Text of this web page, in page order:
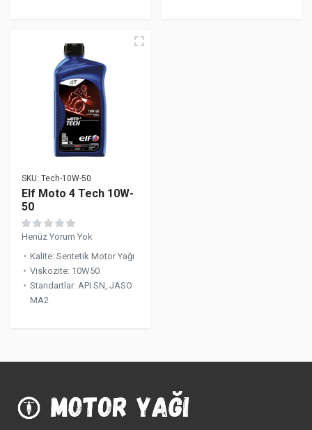
SKU: Tech-10W-50
Elf Moto 4 Tech 10W-
50
Henüz Yorum Yok
Kalite: Sentetik Motor Yağı
Viskozite: 10W50
Standartlar: API SN, JASO
MA2